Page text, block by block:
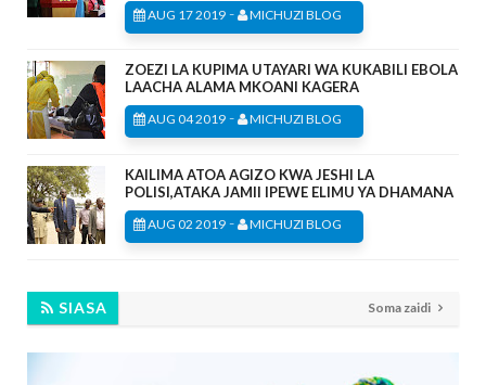
AUG 17 2019 - MICHUZI BLOG
ZOEZI LA KUPIMA UTAYARI WA KUKABILI EBOLA
LAACHA ALAMA MKOANI KAGERA
AUG 04 2019 - MICHUZI BLOG
KAILIMA ATOA AGIZO KWA JESHI LA
POLISI,ATAKA JAMII IPEWE ELIMU YA DHAMANA
AUG 02 2019 - MICHUZI BLOG
SIASA Soma zaidi